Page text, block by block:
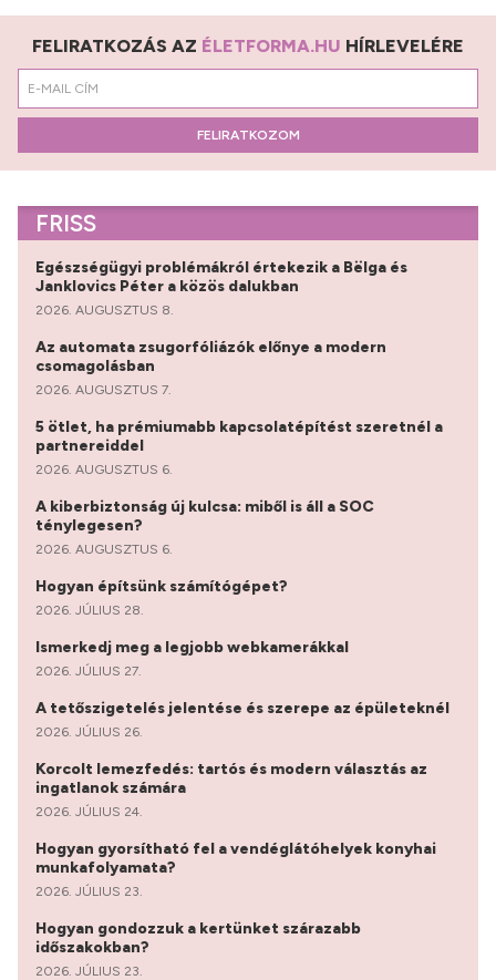
FELIRATKOZÁS AZ ÉLETFORMA.HU HÍRLEVELÉRE
FELIRATKOZOM
FRISS
Egészségügyi problémákról értekezik a Bëlga és
Janklovics Péter a közös dalukban
2026. AUGUSZTUS 8.
Az automata zsugorfóliázók előnye a modern
csomagolásban
2026. AUGUSZTUS 7.
5 ötlet, ha prémiumabb kapcsolatépítést szeretnél a
partnereiddel
2026. AUGUSZTUS 6.
A kiberbiztonság új kulcsa: miből is áll a SOC
ténylegesen?
2026. AUGUSZTUS 6.
Hogyan építsünk számítógépet?
2026. JÚLIUS 28.
Ismerkedj meg a legjobb webkamerákkal
2026. JÚLIUS 27.
A tetőszigetelés jelentése és szerepe az épületeknél
2026. JÚLIUS 26.
Korcolt lemezfedés: tartós és modern választás az
ingatlanok számára
2026. JÚLIUS 24.
Hogyan gyorsítható fel a vendéglátóhelyek konyhai
munkafolyamata?
2026. JÚLIUS 23.
Hogyan gondozzuk a kertünket szárazabb
időszakokban?
2026. JÚLIUS 23.